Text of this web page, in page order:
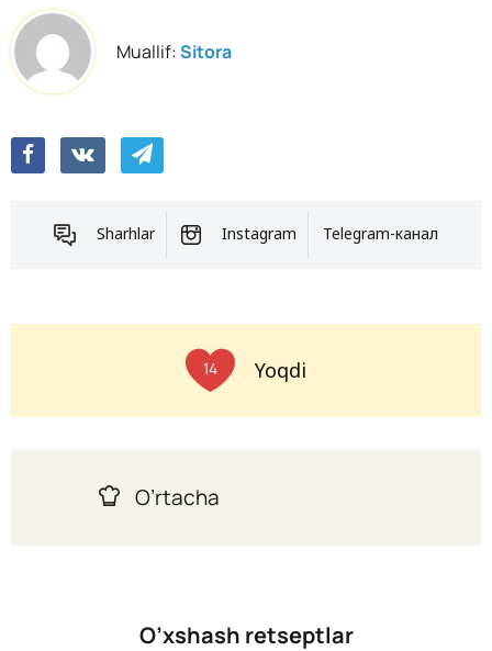
Muallif:Sitora
Sharhlar Instagram Telegram-канал
14 Yoqdi
O’rtacha
O’xshash retseptlar